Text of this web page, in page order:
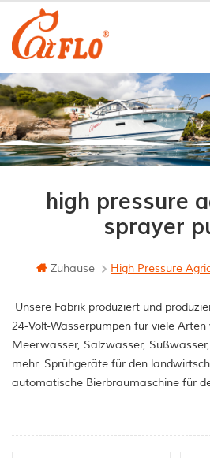
high pressure
sprayer
Zuhause High Pressure
Unsere Fabrik produziert und
24-Volt-Wasserpumpen für viele Arten
Meerwasser, Salzwasser,
mehr. Sprühgeräte für den
automatische Bierbraumaschine für